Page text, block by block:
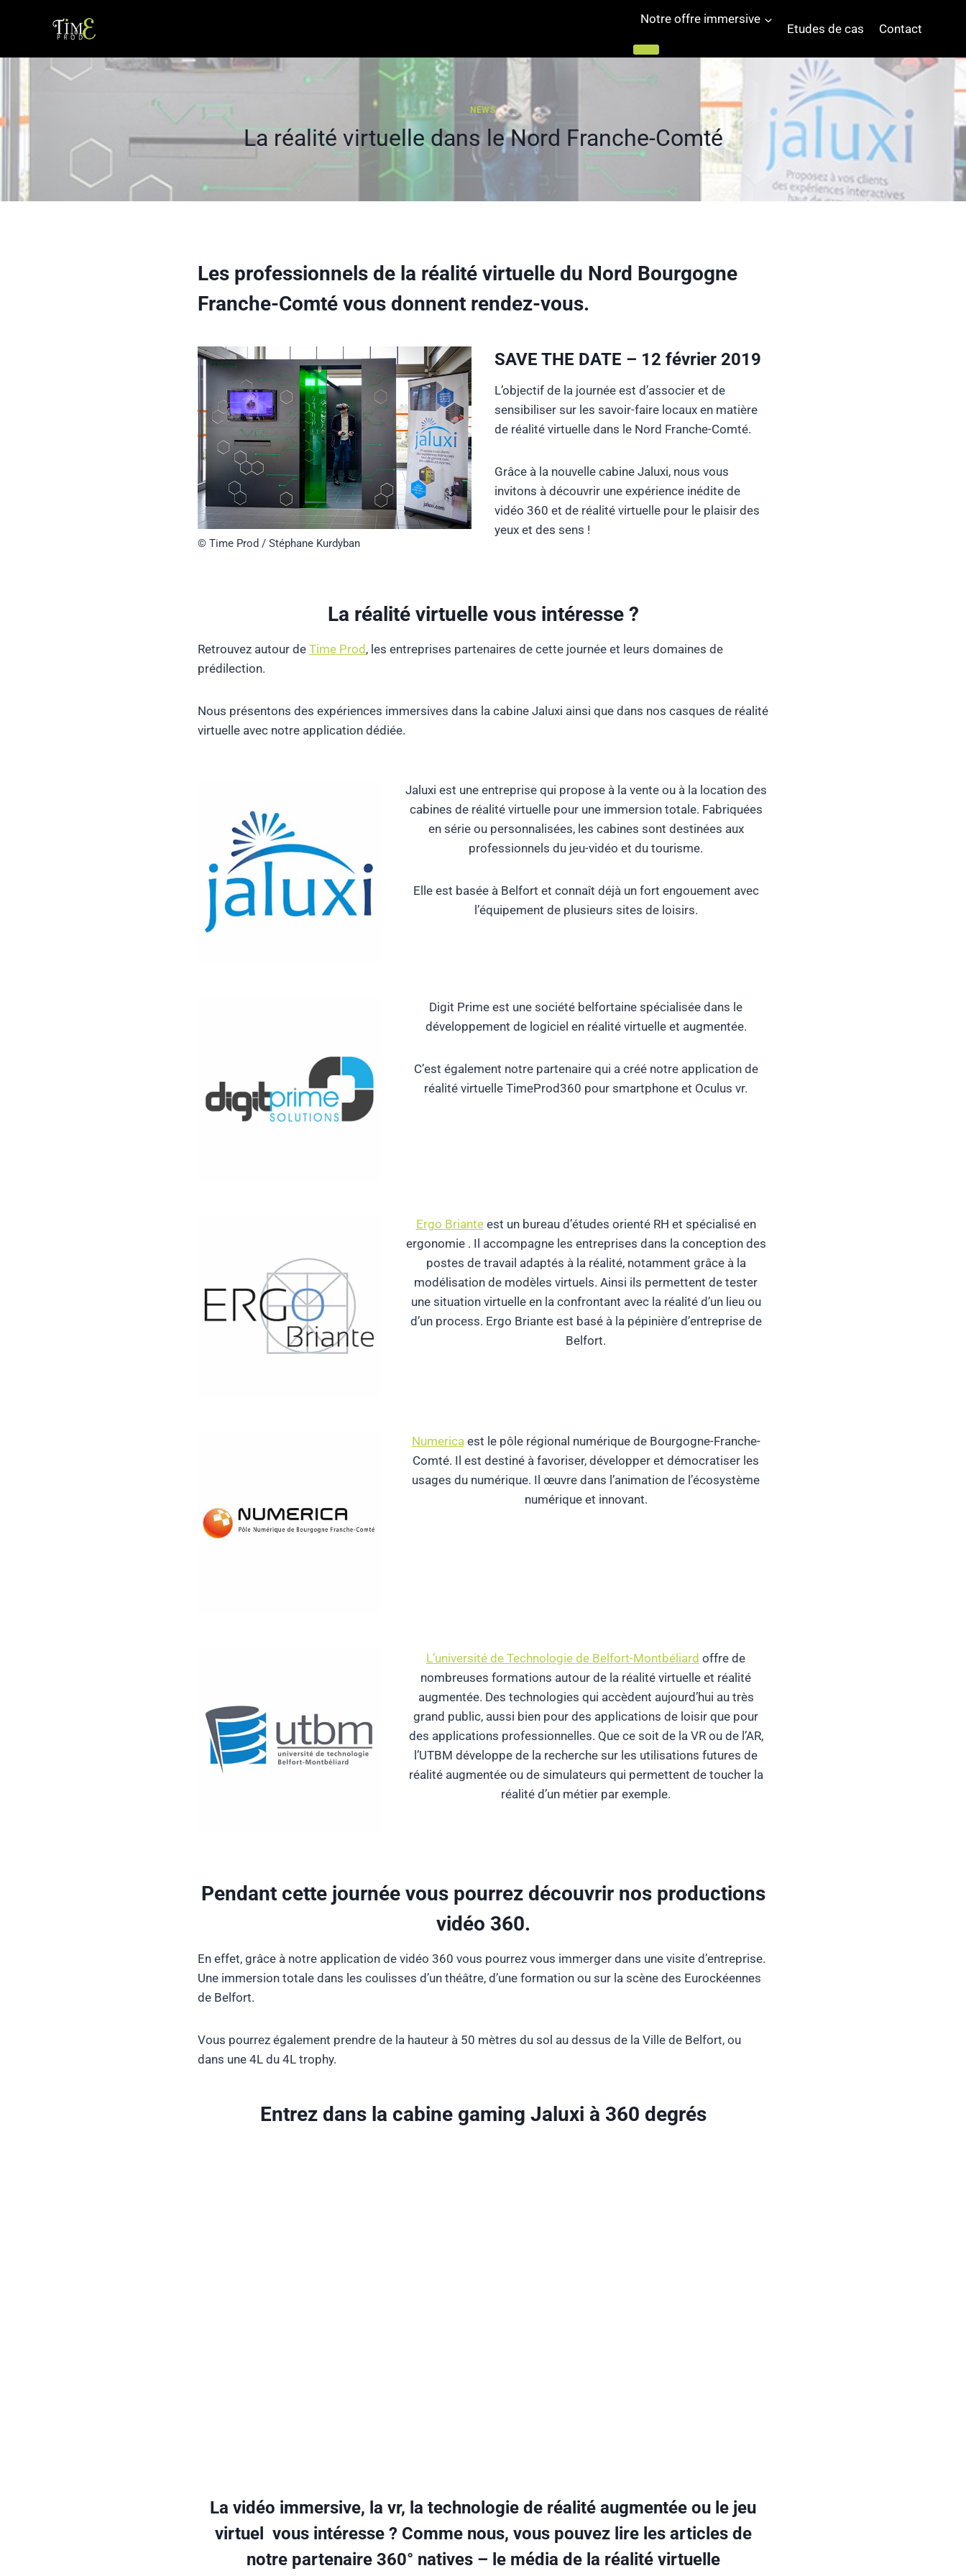
Notre offre immersive
Etudes de cas Contact
NEWS
La réalité virtuelle dans le Nord Franche-Comté
Les professionnels de la réalité virtuelle du Nord Bourgogne
Franche-Comté vous donnent rendez-vous.
© Time Prod / Stéphane Kurdyban
SAVE THE DATE – 12 février 2019
L’objectif de la journée est d’associer et de
sensibiliser sur les savoir-faire locaux en matière
de réalité virtuelle dans le Nord Franche-Comté.
Grâce à la nouvelle cabine Jaluxi, nous vous
invitons à découvrir une expérience inédite de
vidéo 360 et de réalité virtuelle pour le plaisir des
yeux et des sens !
La réalité virtuelle vous intéresse ?
Retrouvez autour de Time Prod, les entreprises partenaires de cette journée et leurs domaines de
prédilection.
Nous présentons des expériences immersives dans la cabine Jaluxi ainsi que dans nos casques de réalité
virtuelle avec notre application dédiée.
Jaluxi est une entreprise qui propose à la vente ou à la location des
cabines de réalité virtuelle pour une immersion totale. Fabriquées
en série ou personnalisées, les cabines sont destinées aux
professionnels du jeu-vidéo et du tourisme.
Elle est basée à Belfort et connaît déjà un fort engouement avec
l’équipement de plusieurs sites de loisirs.
Digit Prime est une société belfortaine spécialisée dans le
développement de logiciel en réalité virtuelle et augmentée.
C’est également notre partenaire qui a créé notre application de
réalité virtuelle TimeProd360 pour smartphone et Oculus vr.
Ergo Brianteest un bureau d’études orienté RH et spécialisé en
ergonomie . Il accompagne les entreprises dans la conception des
postes de travail adaptés à la réalité, notamment grâce à la
modélisation de modèles virtuels. Ainsi ils permettent de tester
une situation virtuelle en la confrontant avec la réalité d’un lieu ou
d’un process. Ergo Briante est basé à la pépinière d’entreprise de
Belfort.
Numerica est le pôle régional numérique de Bourgogne-Franche-
Comté. Il est destiné à favoriser, développer et démocratiser les
usages du numérique. Il œuvre dans l’animation de l’écosystème
numérique et innovant.
L’université de Technologie de Belfort-Montbéliard offre de
nombreuses formations autour de la réalité virtuelle et réalité
augmentée. Des technologies qui accèdent aujourd’hui au très
grand public, aussi bien pour des applications de loisir que pour
des applications professionnelles. Que ce soit de la VR ou de l’AR,
l’UTBM développe de la recherche sur les utilisations futures de
réalité augmentée ou de simulateurs qui permettent de toucher la
réalité d’un métier par exemple.
Pendant cette journée vous pourrez découvrir nos productions
vidéo 360.
En effet, grâce à notre application de vidéo 360 vous pourrez vous immerger dans une visite d’entreprise.
Une immersion totale dans les coulisses d’un théâtre, d’une formation ou sur la scène des Eurockéennes
de Belfort.
Vous pourrez également prendre de la hauteur à 50 mètres du sol au dessus de la Ville de Belfort, ou
dans une 4L du 4L trophy.
Entrez dans la cabine gaming Jaluxi à 360 degrés
La vidéo immersive, la vr, la technologie de réalité augmentée ou le jeu
virtuel vous intéresse ? Comme nous, vous pouvez lire les articles de
notre partenaire 360° natives – le média de la réalité virtuelle